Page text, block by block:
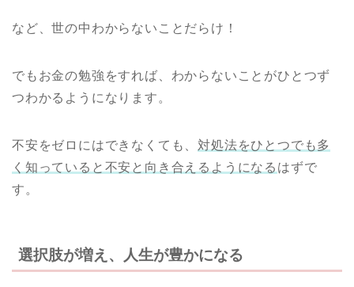
など、世の中わからないことだらけ！
でもお金の勉強をすれば、わからないことがひとつず
つわかるようになります。
不安をゼロにはできなくても、 対処法をひとつでも多
く知っていると不安と向き合えるようになる はずで
す。
選択肢が増え、人生が豊かになる